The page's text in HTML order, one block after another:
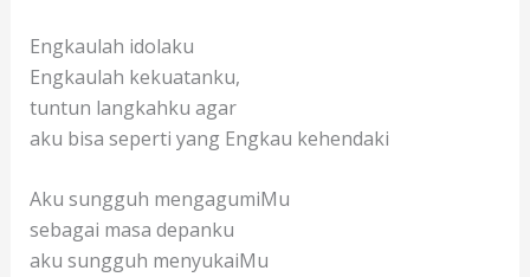
Engkaulah idolaku
Engkaulah kekuatanku,
tuntun langkahku agar
aku bisa seperti yang Engkau kehendaki
Aku sungguh mengagumiMu
sebagai masa depanku
aku sungguh menyukaiMu